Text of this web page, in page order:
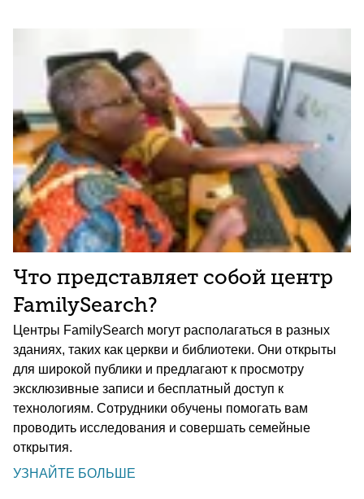
Что представляет собой центр
FamilySearch?
Центры FamilySearch могут располагаться в разных
зданиях, таких как церкви и библиотеки. Они открыты
для широкой публики и предлагают к просмотру
эксклюзивные записи и бесплатный доступ к
технологиям. Сотрудники обучены помогать вам
проводить исследования и совершать семейные
открытия.
УЗНАЙТЕ БОЛЬШЕ